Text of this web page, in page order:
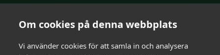
Om cookies på denna webbplats
Vi använder cookies för att samla in och analysera
Kontakt